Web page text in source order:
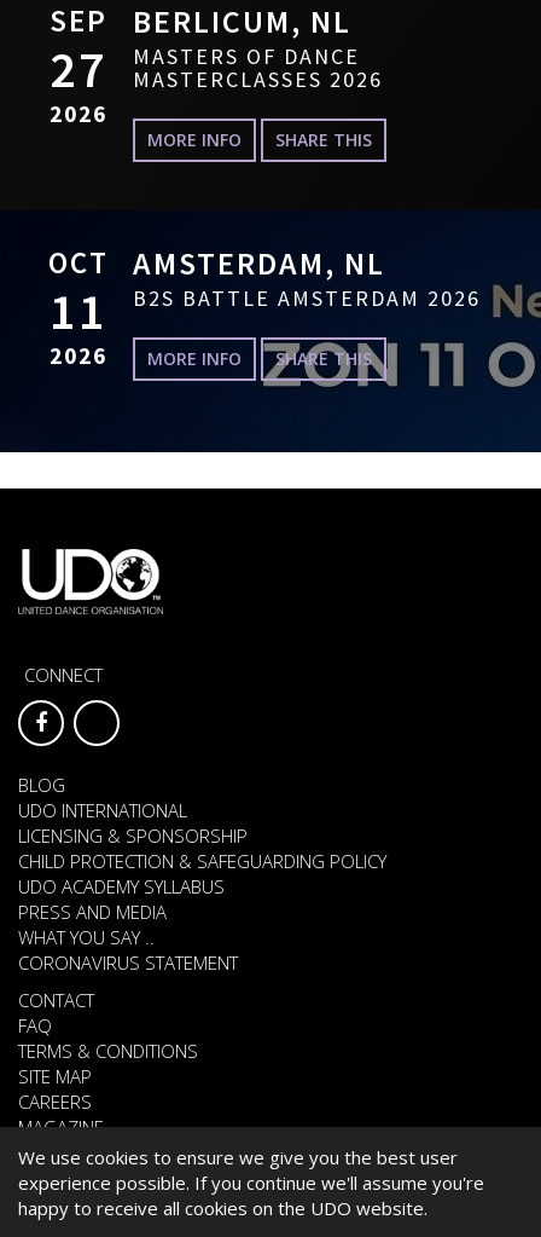
We use cookies to ensure we give you the best user
experience possible. If you continue we'll assume you're
happy to receive all cookies on the UDO website.
SEP
27
2026
BERLICUM, NL
MASTERS OF DANCE
MASTERCLASSES 2026
MORE INFO SHARE THIS
OCT
11
2026
AMSTERDAM, NL
B2S BATTLE AMSTERDAM 2026
MORE INFO SHARE THIS
CONNECT
BLOG
UDO INTERNATIONAL
LICENSING & SPONSORSHIP
CHILD PROTECTION & SAFEGUARDING POLICY
UDO ACADEMY SYLLABUS
PRESS AND MEDIA
WHAT YOU SAY ..
CORONAVIRUS STATEMENT
CONTACT
FAQ
TERMS & CONDITIONS
SITE MAP
CAREERS
MAGAZINE
© 2026 UNITED DANCE ORGANISATION